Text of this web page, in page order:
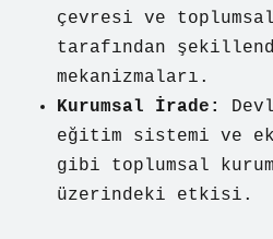
çevresi ve
tarafından
mekanizmaları.
Kurumsal İrade:
eğitim sistemi ve
gibi toplumsal
üzerindeki etkisi.